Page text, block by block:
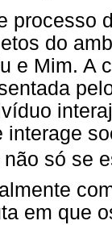
processo
do
e Mim. A
interage
não só se
em que